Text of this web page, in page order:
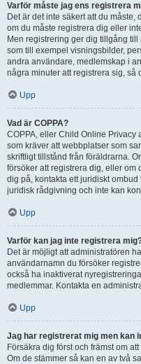
Varför måste jag ens registrera
Det är det inte säkert att du
om du måste registrera dig eller
Men registrering ger dig tillgång
som till exempel visningsbilder,
andra användare, medlemskap i
några minuter att registrera sig, så
Upp
Vad är COPPA?
COPPA, eller Child Online Privacy
som kräver att webbplatser som
skriftligt tillstånd från föräldrarna.
försöker att registrera dig, eller om
dig på, kontakta ett juridiskt
juridisk rådgivning och inte kan
Upp
Varför kan jag inte registrera
Det är möjligt att administratören
användarnamn du försöker
också ha inaktiverat
medlemmar. Kontakta en
Upp
Jag har registrerat mig men kan
Försäkra dig först och främst om
Om de stämmer så kan en av två